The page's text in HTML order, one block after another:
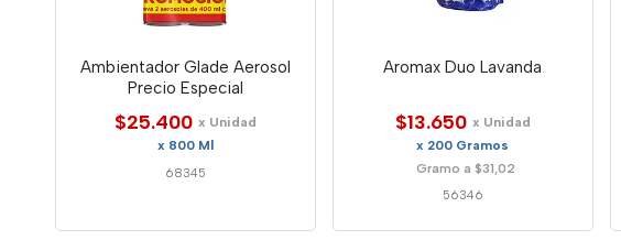
Ambientador Glade Aerosol
Precio Especial
$25.400 x Unidad
x 800 Ml
68345
Aromax Duo Lavanda
$13.650 x Unidad
x 200 Gramos
Gramo a $31,02
56346